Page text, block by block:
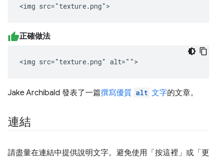
<img src="texture.png">
正確做法
<img src="texture.png" alt="">
Jake Archibald 發表了一篇撰寫優質 alt 文字的文章。
連結
請盡量在連結中提供說明文字。避免使用「按這裡」或「更